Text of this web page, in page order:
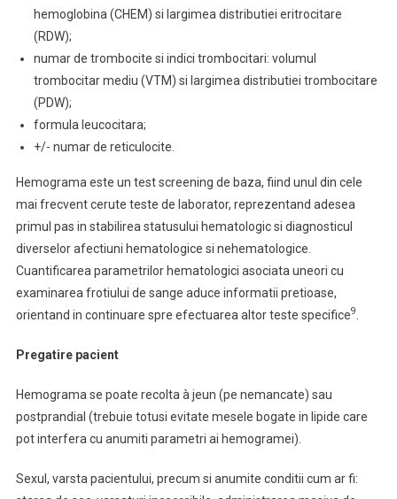
hemoglobina (CHEM) si largimea distributiei eritrocitare
(RDW);
numar de trombocite si indici trombocitari: volumul
trombocitar mediu (VTM) si largimea distributiei trombocitare
(PDW);
formula leucocitara;
+/- numar de reticulocite.
Hemograma este un test screening de baza, fiind unul din cele
mai frecvent cerute teste de laborator, reprezentand adesea
primul pas in stabilirea statusului hematologic si diagnosticul
diverselor afectiuni hematologice si nehematologice.
Cuantificarea parametrilor hematologici asociata uneori cu
examinarea frotiului de sange aduce informatii pretioase,
orientand in continuare spre efectuarea altor teste specifice9
Pregatire pacient
Hemograma se poate recolta à jeun (pe nemancate) sau
postprandial (trebuie totusi evitate mesele bogate in lipide care
pot interfera cu anumiti parametri ai hemogramei).
Sexul, varsta pacientului, precum si anumite conditii cum ar fi: